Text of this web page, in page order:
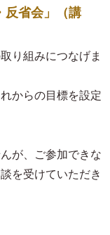
反省会」（講
り組みにつなげま
からの目標を設定
が、ご参加できな
を受けていただき